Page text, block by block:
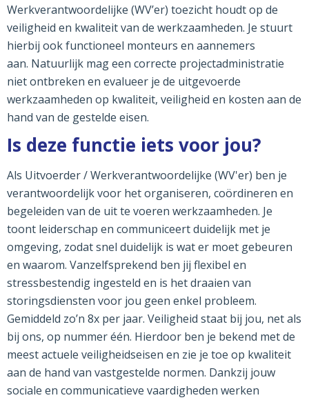
Werkverantwoordelijke (WV’er) toezicht houdt op de
veiligheid en kwaliteit van de werkzaamheden. Je stuurt
hierbij ook functioneel monteurs en aannemers
aan. Natuurlijk mag een correcte projectadministratie
niet ontbreken en evalueer je de uitgevoerde
werkzaamheden op kwaliteit, veiligheid en kosten aan de
hand van de gestelde eisen.
Is deze functie iets voor jou?
Als Uitvoerder / Werkverantwoordelijke (WV'er) ben je
verantwoordelijk voor het organiseren, coördineren en
begeleiden van de uit te voeren werkzaamheden. Je
toont leiderschap en communiceert duidelijk met je
omgeving, zodat snel duidelijk is wat er moet gebeuren
en waarom. Vanzelfsprekend ben jij flexibel en
stressbestendig ingesteld en is het draaien van
storingsdiensten voor jou geen enkel probleem.
Gemiddeld zo’n 8x per jaar. Veiligheid staat bij jou, net als
bij ons, op nummer één. Hierdoor ben je bekend met de
meest actuele veiligheidseisen en zie je toe op kwaliteit
aan de hand van vastgestelde normen. Dankzij jouw
sociale en communicatieve vaardigheden werken